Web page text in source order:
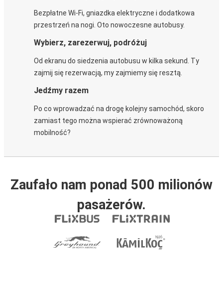
Bezpłatne Wi-Fi, gniazdka elektryczne i dodatkowa
przestrzeń na nogi. Oto nowoczesne autobusy.
Wybierz, zarezerwuj, podróżuj
Od ekranu do siedzenia autobusu w kilka sekund. Ty
zajmij się rezerwacją, my zajmiemy się resztą.
Jedźmy razem
Po co wprowadzać na drogę kolejny samochód, skoro
zamiast tego można wspierać zrównoważoną
mobilność?
Zaufało nam ponad 500 milionów
pasażerów.